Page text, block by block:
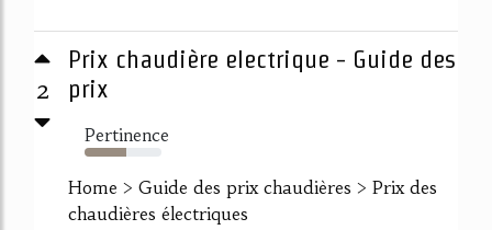
2
Prix chaudière electrique - Guide des
prix
Pertinence
54%
Home > Guide des prix chaudières > Prix des
chaudières électriques